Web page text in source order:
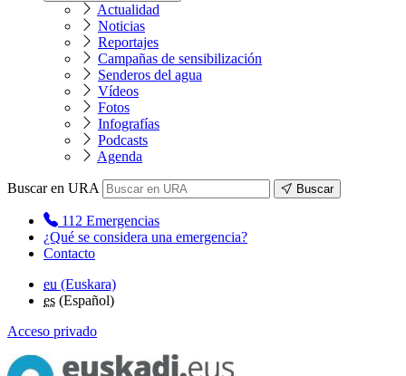
Actualidad
Noticias
Reportajes
Campañas de sensibilización
Senderos del agua
Vídeos
Fotos
Infografías
Podcasts
Agenda
Buscar en URA Buscar
112 Emergencias
¿Qué se considera una emergencia?
Contacto
eu (Euskara)
es (Español)
Acceso privado